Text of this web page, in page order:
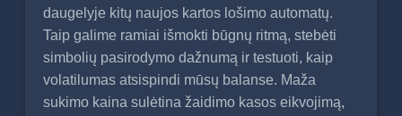
daugelyje kitų naujos kartos lošimo automatų.
Taip galime ramiai išmokti būgnų ritmą, stebėti
simbolių pasirodymo dažnumą ir testuoti, kaip
volatilumas atsispindi mūsų balanse. Maža
sukimo kaina sulėtina žaidimo kasos eikvojimą,